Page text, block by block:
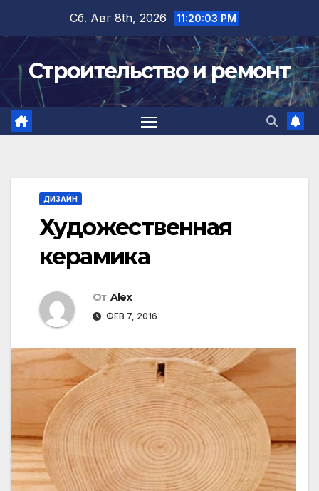
содержимому
Сб. Авг 8th, 2026 11:20:04 PM
Строительство и ремонт
ДИЗАЙН
Художественная
керамика
От Alex
ФЕВ 7, 2016